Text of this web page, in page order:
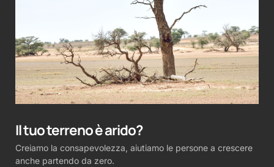
Il tuo terreno è arido?
Creiamo la consapevolezza, aiutiamo le persone a crescere
anche partendo da zero.